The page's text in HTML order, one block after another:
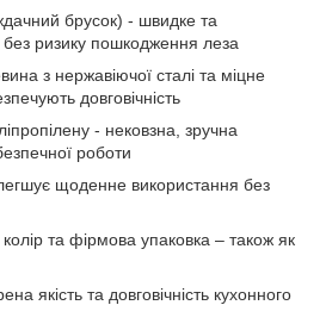
брусок) - швидке та
без ризику пошкодження леза
з нержавіючої сталі та міцне
довговічність
- нековзна, зручна
роботи
щоденне використання без
та фірмова упаковка – також як
якість та довговічність кухонного